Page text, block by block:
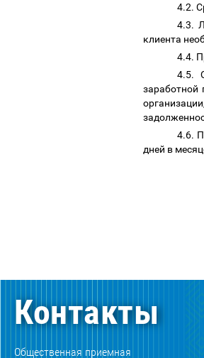
4.2.
4.3.
клиента
4.4.
4.5.
заработной
4.6.
дней в
Контакты
Общественная приемная